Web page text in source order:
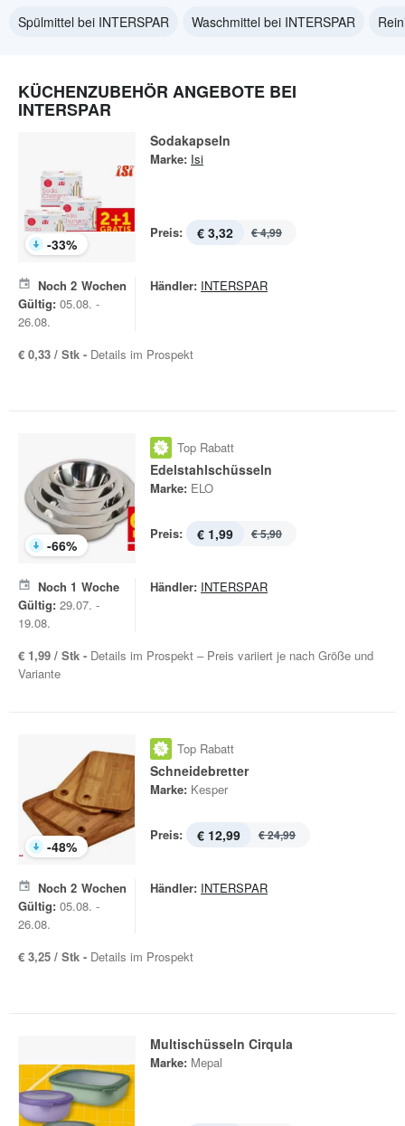
Spülmittel bei INTERSPAR
Waschmittel bei INTERSPAR
KÜCHENZUBEHÖR ANGEBOTE BEI
INTERSPAR
-33%
Sodakapseln
Marke: Isi
Preis: € 3,32 € 4,99
Noch 2 Wochen
Gültig: 05.08. -
26.08.
Händler: INTERSPAR
€ 0,33 / Stk - Details im Prospekt
-66%
Top Rabatt
Edelstahlschüsseln
Marke: ELO
Preis: € 1,99 € 5,90
Noch 1 Woche
Gültig: 29.07. -
19.08.
Händler: INTERSPAR
€ 1,99 / Stk - Details im Prospekt – Preis variiert je nach Größe und
Variante
-48%
Top Rabatt
Schneidebretter
Marke: Kesper
Preis: € 12,99 € 24,99
Noch 2 Wochen
Gültig: 05.08. -
26.08.
Händler: INTERSPAR
€ 3,25 / Stk - Details im Prospekt
Multischüsseln Cirqula
Marke: Mepal